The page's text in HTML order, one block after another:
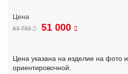
63 750 51 000
Цена указана на изделие на фото
ориентировочной.